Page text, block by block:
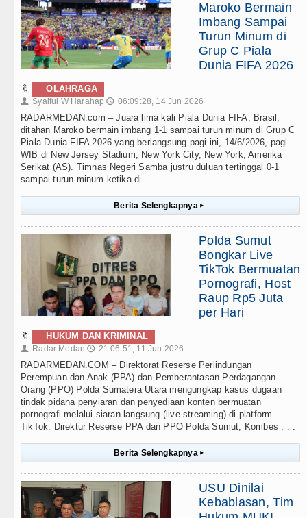
Maroko Bermain
Imbang Sampai
Turun Minum di
Grup C Piala
Dunia FIFA 2026
🔖 OLAHRAGA
👤 Syaiful W Harahap 🕔 06:09:28, 14 Jun 2026
RADARMEDAN.com – Juara lima kali Piala Dunia FIFA, Brasil,
ditahan Maroko bermain imbang 1-1 sampai turun minum di Grup C
Piala Dunia FIFA 2026 yang berlangsung pagi ini, 14/6/2026, pagi
WIB di New Jersey Stadium, New York City, New York, Amerika
Serikat (AS). Timnas Negeri Samba justru duluan tertinggal 0-1
sampai turun minum ketika di . . .
Berita Selengkapnya ▸
Polda Sumut
Bongkar Live
TikTok Bermuatan
Pornografi, Host
Raup Rp5 Juta
per Hari
🔖 HUKUM DAN KRIMINAL
👤 Radar Medan 🕔 21:06:51, 11 Jun 2026
RADARMEDAN.COM – Direktorat Reserse Perlindungan
Perempuan dan Anak (PPA) dan Pemberantasan Perdagangan
Orang (PPO) Polda Sumatera Utara mengungkap kasus dugaan
tindak pidana penyiaran dan penyediaan konten bermuatan
pornografi melalui siaran langsung (live streaming) di platform
TikTok. Direktur Reserse PPA dan PPO Polda Sumut, Kombes . . .
Berita Selengkapnya ▸
USU Dinilai
Kebablasan, Tim